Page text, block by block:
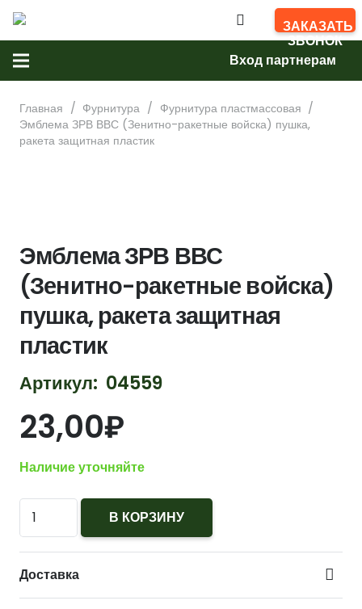
ЗАКАЗАТЬ
ЗВОНОК
Вход партнерам
Главная / Фурнитура / Фурнитура пластмассовая /
Эмблема ЗРВ ВВС (Зенитно-ракетные войска) пушка,
ракета защитная пластик
Эмблема ЗРВ ВВС
(Зенитно-ракетные войска)
пушка, ракета защитная
пластик
Артикул: 04559
23,00₽
Наличие уточняйте
Количество
Эмблема
ЗРВ
ВВС
(Зенитно-
В КОРЗИНУ
Доставка